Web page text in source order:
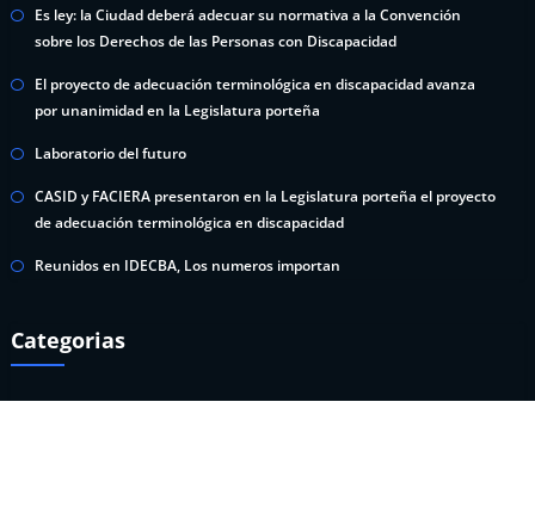
Es ley: la Ciudad deberá adecuar su normativa a la Convención
sobre los Derechos de las Personas con Discapacidad
El proyecto de adecuación terminológica en discapacidad avanza
por unanimidad en la Legislatura porteña
Laboratorio del futuro
CASID y FACIERA presentaron en la Legislatura porteña el proyecto
de adecuación terminológica en discapacidad
Reunidos en IDECBA, Los numeros importan
Categorias